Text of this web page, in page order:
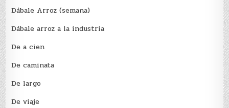
Dábale Arroz (semana)
Dábale arroz a la industria
De a cien
De caminata
De largo
De viaje